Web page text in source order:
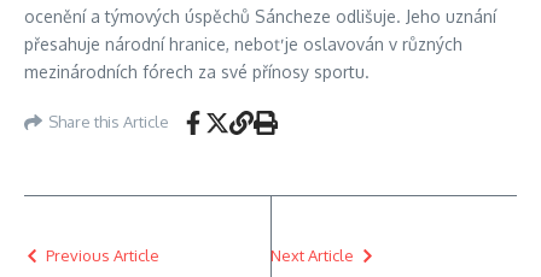
ocenění a týmových úspěchů Sáncheze odlišuje. Jeho uznání
přesahuje národní hranice, neboť je oslavován v různých
mezinárodních fórech za své přínosy sportu.
Share this Article
Previous Article Next Article